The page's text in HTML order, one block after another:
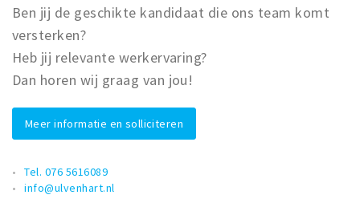
Ben jij de geschikte kandidaat die ons team komt
versterken?
Heb jij relevante werkervaring?
Dan horen wij graag van jou!
Meer informatie en solliciteren
Tel. 076 5616089
info@ulvenhart.nl